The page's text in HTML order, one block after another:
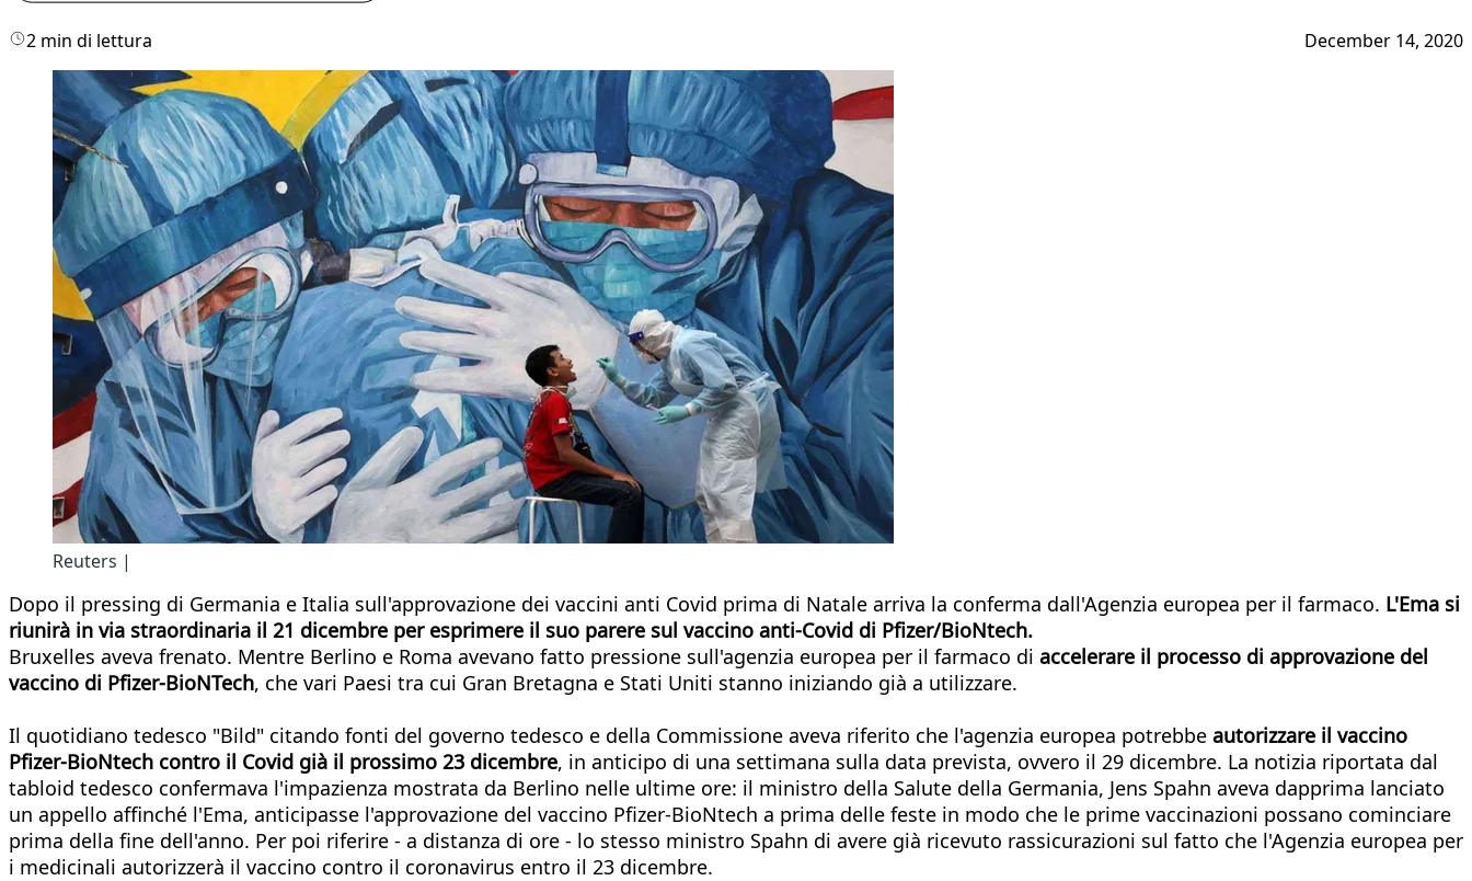
2 min di lettura December 14, 2020
Reuters |
Dopo il pressing di Germania e Italia sull'approvazione dei vaccini anti Covid prima di Natale arriva la conferma dall'Agenzia europea per il farmaco. L'Ema si
riunirà in via straordinaria il 21 dicembre per esprimere il suo parere sul vaccino anti-Covid di Pfizer/BioNtech.
Bruxelles aveva frenato. Mentre Berlino e Roma avevano fatto pressione sull'agenzia europea per il farmaco di accelerare il processo di approvazione del
vaccino di Pfizer-BioNTech, che vari Paesi tra cui Gran Bretagna e Stati Uniti stanno iniziando già a utilizzare.
Il quotidiano tedesco "Bild" citando fonti del governo tedesco e della Commissione aveva riferito che l'agenzia europea potrebbe autorizzare il vaccino
Pfizer-BioNtech contro il Covid già il prossimo 23 dicembre, in anticipo di una settimana sulla data prevista, ovvero il 29 dicembre. La notizia riportata dal
tabloid tedesco confermava l'impazienza mostrata da Berlino nelle ultime ore: il ministro della Salute della Germania, Jens Spahn aveva dapprima lanciato
un appello affinché l'Ema, anticipasse l'approvazione del vaccino Pfizer-BioNtech a prima delle feste in modo che le prime vaccinazioni possano cominciare
prima della fine dell'anno. Per poi riferire - a distanza di ore - lo stesso ministro Spahn di avere già ricevuto rassicurazioni sul fatto che l'Agenzia europea per
i medicinali autorizzerà il vaccino contro il coronavirus entro il 23 dicembre.